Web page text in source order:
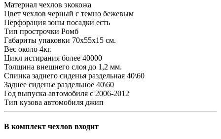
Материал чехлов экокожа
Цвет чехлов черный с темно бежевым
Перфорация зоны посадки есть
Тип прострочки Ромб
Габариты упаковки 70х55х15 см.
Вес около 4кг.
Цикл истирания более 40000
Толщина внешнего слоя до 1,2 мм.
Спинка заднего сиденья раздельная 40\60
Заднее сиденье раздельное 40\60
Год выпуска автомобиля с 2006-2012
Тип кузова автомобиля джип
В комплект чехлов входит